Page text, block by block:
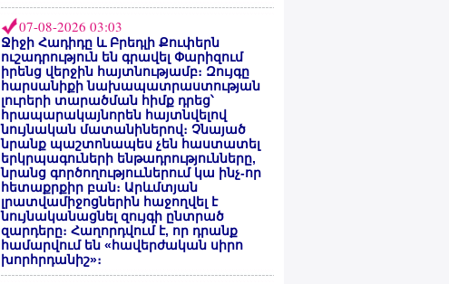
07-08-2026 03:03
Ջիջի Հադիդը և Բրեդլի Քուփերն
ուշադրություն են գրավել Փարիզում
իրենց վերջին հայտնությամբ։ Զույգը
հարսանիքի նախապատրաստության
լուրերի տարածման հիմք դրեց՝
հրապարակայնորեն հայտնվելով
նույնական մատանիներով։ Չնայած
նրանք պաշտոնապես չեն հաստատել
երկրպագուների ենթադրությունները,
նրանց գործողություւներում կա ինչ-որ
հետաքրքիր բան։ Արևմտյան
լրատվամիջոցներին հաջողվել է
նույնականացնել զույգի ընտրած
զարդերը։ Հաղորդվում է, որ դրանք
համարվում են «հավերժական սիրո
խորհրդանիշ»։